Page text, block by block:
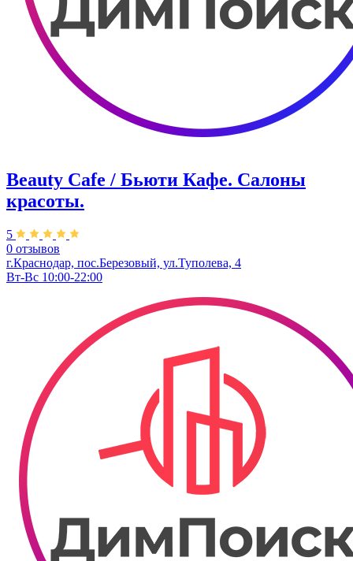
Beauty Cafe / Бьюти Кафе. Салоны
красоты.
5
0 отзывов
г.Краснодар, пос.Березовый, ул.Туполева, 4
Вт-Вс 10:00-22:00